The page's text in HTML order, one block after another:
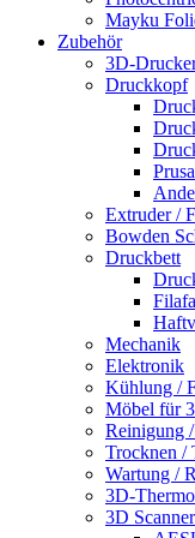
Mayku
Zubehör
3D-
Druckkopf
Extruder /
Bowden
Druckbett
Mechanik
Elektronik
Kühlung /
Möbel für
Reinigung
Trocknen /
Wartung /
3D-
3D